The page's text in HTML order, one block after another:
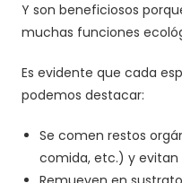
Y son beneficiosos
muchas funciones
Es evidente que cada
podemos destacar:
Se comen restos
comida, etc.) y evitan